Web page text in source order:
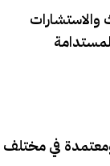
والاستشارات
ومعتمدة في مختلف